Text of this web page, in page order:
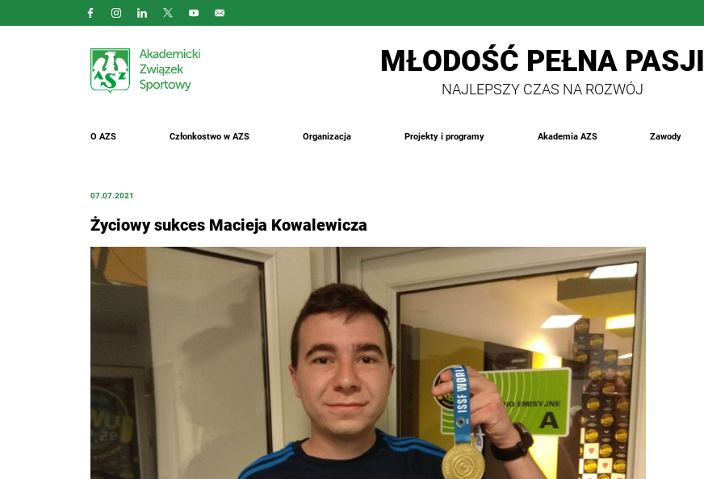
MŁODOŚĆ PEŁNA PASJI
NAJLEPSZY CZAS NA ROZWÓJ
O AZS Członkostwo w AZS Organizacja Projekty i programy Akademia AZS Zawody
07.07.2021
Życiowy sukces Macieja Kowalewicza